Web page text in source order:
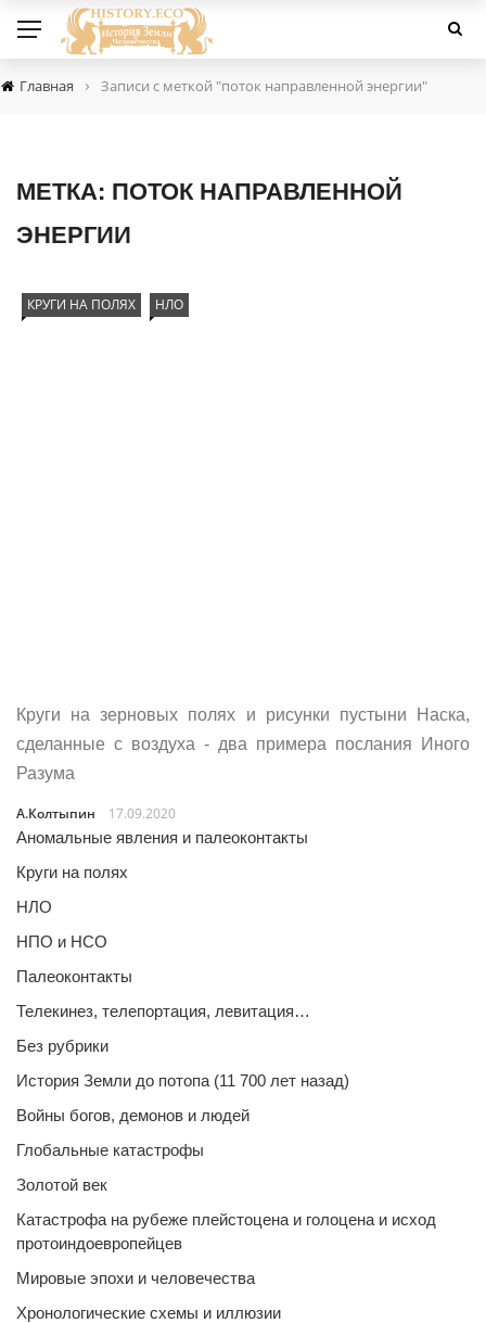
Главная › Записи с меткой "поток направленной энергии"
МЕТКА: ПОТОК НАПРАВЛЕННОЙ
ЭНЕРГИИ
КРУГИ НА ПОЛЯХ НЛО
Круги на зерновых полях и рисунки пустыни Наска,
сделанные с воздуха - два примера послания Иного
Разума
А.Колтыпин
17.09.2020
Аномальные явления и палеоконтакты
Круги на полях
НЛО
НПО и НСО
Палеоконтакты
Телекинез, телепортация, левитация…
Без рубрики
История Земли до потопа (11 700 лет назад)
Войны богов, демонов и людей
Глобальные катастрофы
Золотой век
Катастрофа на рубеже плейстоцена и голоцена и исход
протоиндоевропейцев
Мировые эпохи и человечества
Хронологические схемы и иллюзии